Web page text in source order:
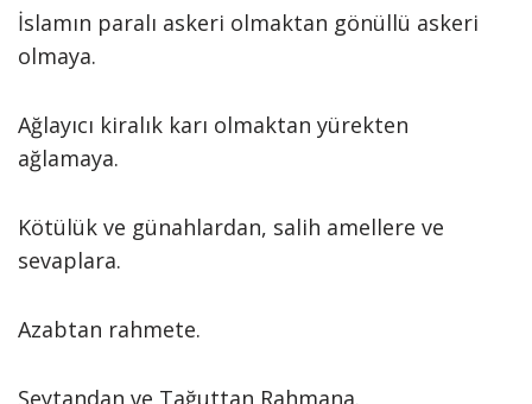
İslamın paralı askeri olmaktan gönüllü askeri
olmaya.
Ağlayıcı kiralık karı olmaktan yürekten
ağlamaya.
Kötülük ve günahlardan, salih amellere ve
sevaplara.
Azabtan rahmete.
Şeytandan ve Tağuttan Rahmana.